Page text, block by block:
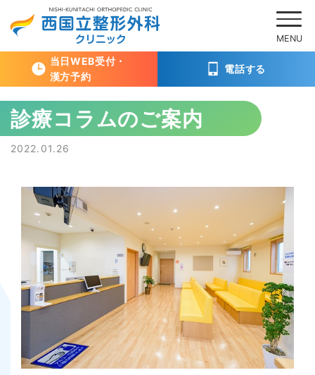
Skip
to
content
当日WEB受付・
漢方予約
電話する
診療コラムのご案内
Posted
2022.01.26